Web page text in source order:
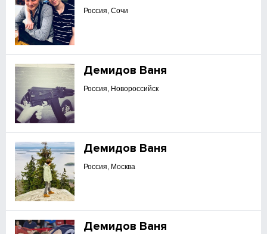
Россия, Сочи
Демидов Ваня
Россия, Новороссийск
Демидов Ваня
Россия, Москва
Демидов Ваня